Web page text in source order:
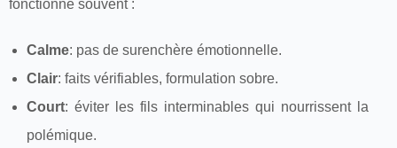
fonctionne souvent :
Calme: pas de surenchère émotionnelle.
Clair: faits vérifiables, formulation sobre.
Court: éviter les fils interminables qui nourrissent la
polémique.